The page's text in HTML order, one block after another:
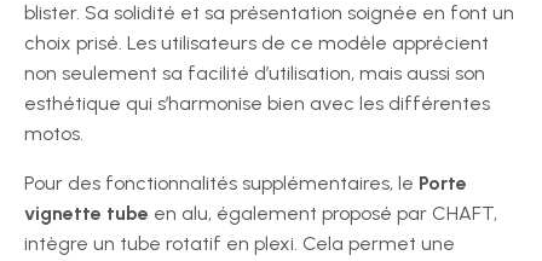
blister. Sa solidité et sa présentation soignée en font un
choix prisé. Les utilisateurs de ce modèle apprécient
non seulement sa facilité d’utilisation, mais aussi son
esthétique qui s’harmonise bien avec les différentes
motos.
Pour des fonctionnalités supplémentaires, le Porte
vignette tube en alu, également proposé par CHAFT,
intègre un tube rotatif en plexi. Cela permet une